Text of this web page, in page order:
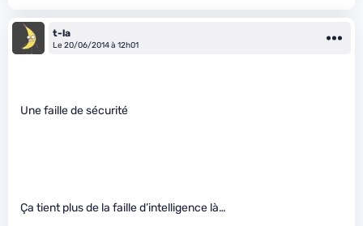
t-la
Le 20/06/2014 à 12h01
Une faille de sécurité
Ça tient plus de la faille d’intelligence là…